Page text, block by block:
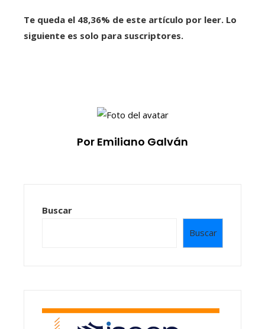
Te queda el 48,36% de este artículo por leer. Lo
siguiente es solo para suscriptores.
Por Emiliano Galván
Buscar
Buscar